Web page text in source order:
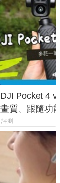
DJI Pocket 4
畫質、跟隨功
一次看懂兩台
評測